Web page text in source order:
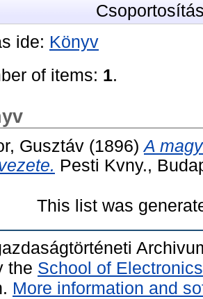
ide: Könyv
of items: 1.
Gusztáv (1896)A
Pesti Kvny.,
This list was
the School of
More information and